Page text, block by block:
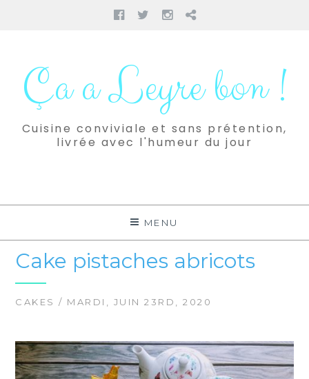
Facebook
TwitterInstagram
Pinterest
contenuÇa a Leyre bon !
Cuisine conviviale et sans prétention,
livrée avec l'humeur du jour
MENU
Cake pistaches abricots
CAKES / MARDI, JUIN 23RD, 2020